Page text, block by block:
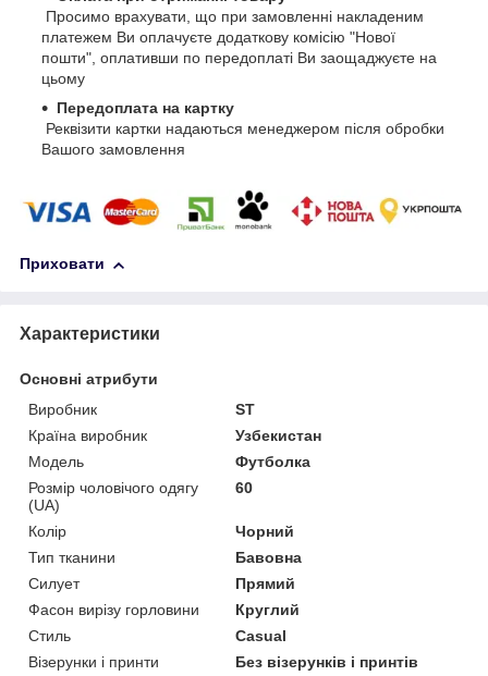
Просимо врахувати, що при замовленні накладеним
платежем Ви оплачуєте додаткову комісію "Нової
пошти", оплативши по передоплаті Ви заощаджуєте на
цьому
Передоплата на картку
Реквізити картки надаються менеджером після обробки
Вашого замовлення
Приховати
Характеристики
Основні атрибути
Виробник
ST
Країна виробник
Узбекистан
Модель
Футболка
Розмір чоловічого одягу
(UA)
60
Колір
Чорний
Тип тканини
Бавовна
Силует
Прямий
Фасон вирізу горловини
Круглий
Стиль
Casual
Візерунки і принти
Без візерунків і принтів